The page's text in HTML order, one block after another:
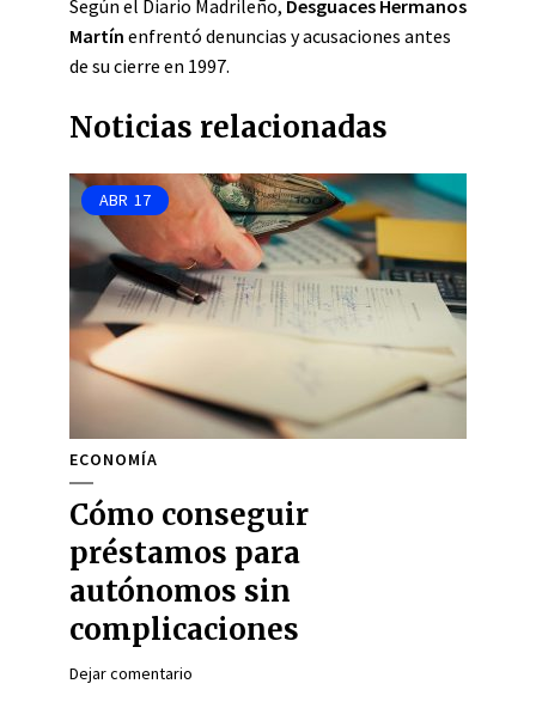
Según el Diario Madrileño, Desguaces Hermanos
Martín enfrentó denuncias y acusaciones antes
de su cierre en 1997.
Noticias relacionadas
ABR 17
ECONOMÍA
Cómo conseguir
préstamos para
autónomos sin
complicaciones
Dejar comentario